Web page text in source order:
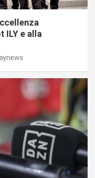
ILY e alla